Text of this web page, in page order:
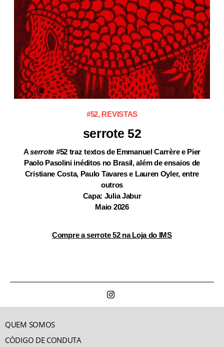
#52, REVISTAS
serrote 52
Aserrote #52 traz textos de Emmanuel Carrère e Pier
Paolo Pasolini inéditos no Brasil, além de ensaios de
Cristiane Costa, Paulo Tavares e Lauren Oyler, entre
outros
Capa: Julia Jabur
Maio 2026
Compre a serrote 52 na Loja do IMS
QUEM SOMOS
CÓDIGO DE CONDUTA